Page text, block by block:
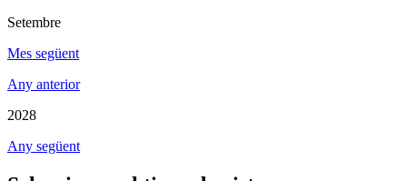
Setembre
Mes següent
Any anterior
2028
Any següent